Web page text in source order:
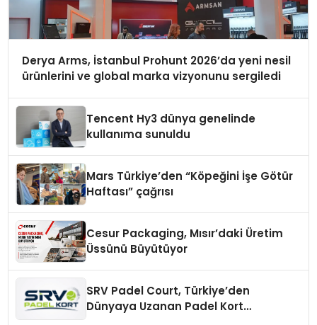
Derya Arms, İstanbul Prohunt 2026’da yeni nesil
ürünlerini ve global marka vizyonunu sergiledi
Tencent Hy3 dünya genelinde
kullanıma sunuldu
Mars Türkiye’den “Köpeğini İşe Götür
Haftası” çağrısı
Cesur Packaging, Mısır’daki Üretim
Üssünü Büyütüyor
SRV Padel Court, Türkiye’den
Dünyaya Uzanan Padel Kort